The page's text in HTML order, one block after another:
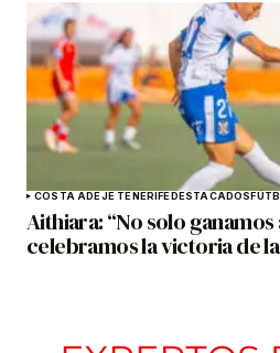
COSTA ADEJE TENERIFEDESTACADOS
Aithiara: “No solo
celebramos la victoria de